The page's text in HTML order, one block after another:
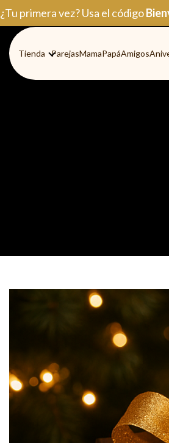
Ir
al
contenido
¿Tu primera vez? Usa el código
Tienda ParejasMamaPapáAmigos